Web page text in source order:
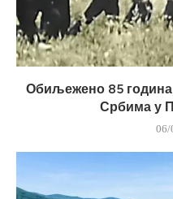
Обиљежено 85 година
Србима у
06/